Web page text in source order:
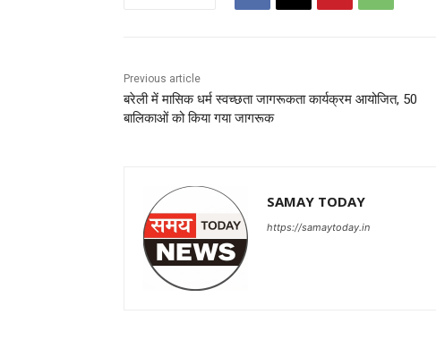
Previous article
बरेली में मासिक धर्म स्वच्छता जागरूकता कार्यक्रम आयोजित, 50
बालिकाओं को किया गया जागरूक
SAMAY TODAY
https://samaytoday.in